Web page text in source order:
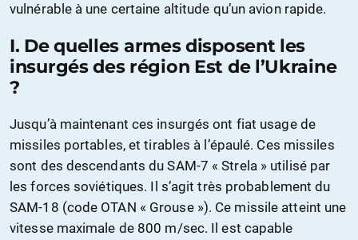
vulnérable à une certaine altitude qu’un avion rapide.
I. De quelles armes disposent les
insurgés des région Est de l’Ukraine
?
Jusqu’à maintenant ces insurgés ont fiat usage de
missiles portables, et tirables à l’épaulé. Ces missiles
sont des descendants du SAM-7 « Strela » utilisé par
les forces soviétiques. Il s’agit très probablement du
SAM-18 (code OTAN « Grouse »). Ce missile atteint une
vitesse maximale de 800 m/sec. Il est capable